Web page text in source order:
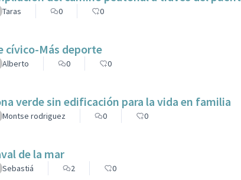
Taras 0 0
cívico-Más deporte
Alberto 0 0
verde sin edificación para la vida en familia
Montse rodriguez 0 0
de la mar
Sebastiá 2 0